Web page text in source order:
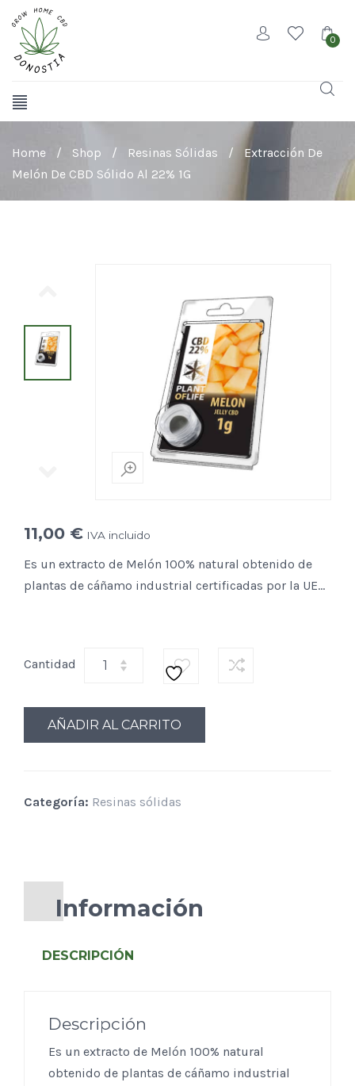
0
Home / Shop / Resinas Sólidas /
Extracción De
Melón De CBD Sólido Al 22% 1G
11,00 € IVA incluido
Es un extracto de Melón 100% natural obtenido de
plantas de cáñamo industrial certificadas por la UE…
Cantidad
AÑADIR AL CARRITO
Categoría: Resinas sólidas
Información
DESCRIPCIÓN
Descripción
Es un extracto de Melón 100% natural
obtenido de plantas de cáñamo industrial